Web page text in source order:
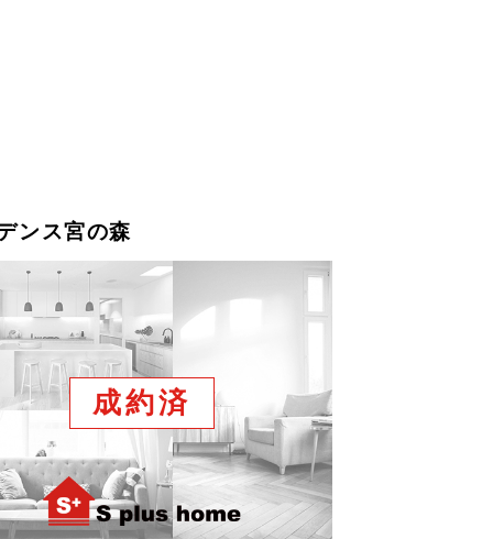
ンス宮の森
成約済